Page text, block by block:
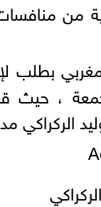
من
بطلب
، حيث
الركراكي